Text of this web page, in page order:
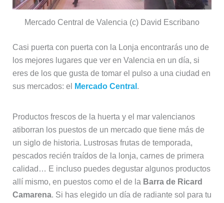
Mercado Central de Valencia (c) David Escribano
Casi puerta con puerta con la Lonja encontrarás uno de
los mejores lugares que ver en Valencia en un día, si
eres de los que gusta de tomar el pulso a una ciudad en
sus mercados: el
Mercado Central .
Productos frescos de la huerta y el mar valencianos
atiborran los puestos de un mercado que tiene más de
un siglo de historia. Lustrosas frutas de temporada,
pescados recién traídos de la lonja, carnes de primera
calidad… E incluso puedes degustar algunos productos
allí mismo, en puestos como el de la Barra de Ricard
Camarena. Si has elegido un día de radiante sol para tu